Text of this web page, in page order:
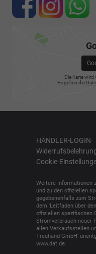
Die Karte
Es gelten die
HÄNDLER-LOGIN
Cookie-
Weitere Informationen
und zu den offiziellen
gegebenenfalls zum
dem 'Leitfaden über
offiziellen spezifischen
Stromverbrauch neuer
allen Verkaufsstellen
Treuhand GmbH'
www.dat.de.